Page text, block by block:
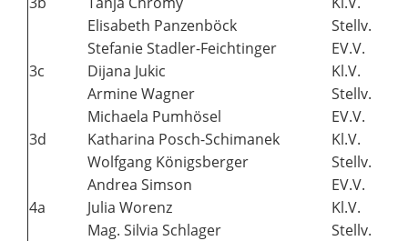
Elisabeth Panzenböck
Stellv.
Stefanie Stadler-Feichtinger
EV.V.
3c
Dijana Jukic
Kl.V.
Armine Wagner
Stellv.
Michaela Pumhösel
EV.V.
3d
Katharina Posch-Schimanek
Kl.V.
Wolfgang Königsberger
Stellv.
Andrea Simson
EV.V.
4a
Julia Worenz
Kl.V.
Mag. Silvia Schlager
Stellv.